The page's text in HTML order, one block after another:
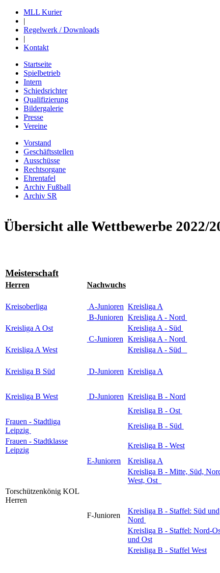
MLL Kurier
|
Regelwerk / Downloads
|
Kontakt
Startseite
Spielbetrieb
Intern
Schiedsrichter
Qualifizierung
Bildergalerie
Presse
Vereine
Vorstand
Geschäftsstellen
Ausschüsse
Rechtsorgane
Ehrentafel
Archiv Fußball
Archiv SR
Übersicht alle Wettbewerbe 2022/
Meisterschaft
Herren Nachwuchs
Kreisoberliga A-Junioren Kreisliga A
B-Junioren Kreisliga A - Nord
Kreisliga A Ost
Kreisliga A - Süd
C-Junioren Kreisliga A - Nord
Kreisliga A West
Kreisliga A - Süd
Kreisliga B Süd D-Junioren Kreisliga A
Kreisliga B West D-Junioren Kreisliga B - Nord
Kreisliga B - Ost
Frauen - Stadtliga
Leipzig
Kreisliga B - Süd
Frauen - Stadtklasse
Leipzig
Kreisliga B - West
E-Junioren
Kreisliga A
Kreisliga B - Mitte, Süd,
West, Ost
Torschützenkönig KOL
Herren
F-Junioren
Kreisliga B - Staffel: Süd und
Nord
Kreisliga B - Staffel: Nord-
und Ost
Kreisliga B - Staffel West